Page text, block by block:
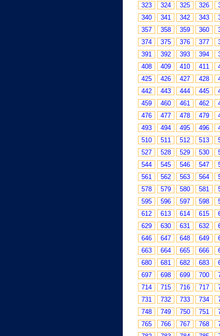
323
324 325 326
340
341 342 343
357
358 359 360
374
375 376 377
391
392 393 394
408
409 410 411
425
426 427 428
442
443 444 445
459
460 461 462
476
477 478 479
493
494 495 496
510
511 512 513
527
528 529 530
544
545 546 547
561
562 563 564
578
579 580 581
595
596 597 598
612
613 614 615
629
630 631 632
646
647 648 649
663
664 665 666
680
681 682 683
697
698 699 700
714
715 716 717
731
732 733 734
748
749 750 751
765
766 767 768